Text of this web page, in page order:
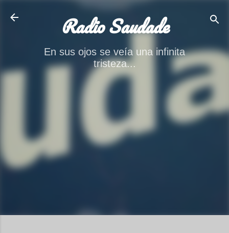
Radio Saudade
En sus ojos se veía una infinita
tristeza...